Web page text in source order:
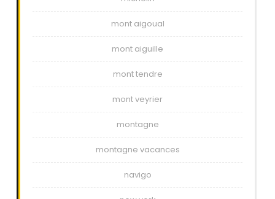
mont aigoual
mont aiguille
mont tendre
mont veyrier
montagne
montagne vacances
navigo